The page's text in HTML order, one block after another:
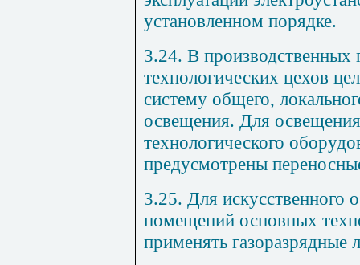
установленном порядке.
3.24. В
технологических цехов
систему общего,
освещения. Для
технологического
предусмотрены
3.25. Для искусственного
помещений основных
применять